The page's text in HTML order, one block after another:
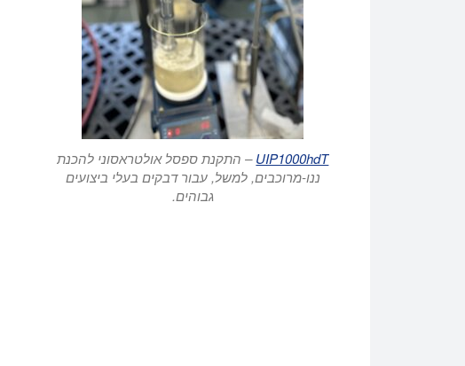
UIP1000hdT– התקנת ספסל אולטראסוני להכנת
ננו-מרוכבים, למשל, עבור דבקים בעלי ביצועים
גבוהים.